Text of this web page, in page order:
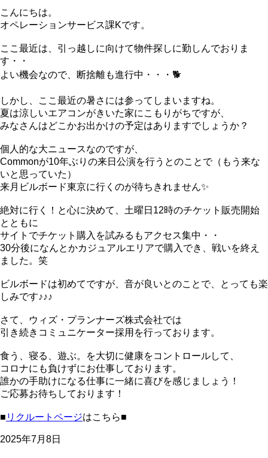
こんにちは。
オペレーションサービス課Kです。
ここ最近は、引っ越しに向けて物件探しに勤しんでおりま
す・・
よい機会なので、断捨離も進行中・・・🐕
しかし、ここ最近の暑さには参ってしまいますね。
夏は涼しいエアコンがきいた家にこもりがちですが、
みなさんはどこかお出かけの予定はありますでしょうか？
個人的な大ニュースなのですが、
Commonが10年ぶりの来日公演を行うとのことで（もう来な
いと思っていた）
来月ビルボード東京に行くのが待ちきれません✨
絶対に行く！と心に決めて、土曜日12時のチケット販売開始
とともに
サイトでチケット購入を試みるもアクセス集中・・
30分後になんとかカジュアルエリアで購入でき、戦いを終え
ました。笑
ビルボードは初めてですが、音が良いとのことで、とっても楽
しみです♪♪♪
さて、ウィズ・プランナーズ株式会社では
引き続きコミュニケーター採用を行っております。
食う、寝る、遊ぶ。を大切に健康をコントロールして、
コロナにも負けずにお仕事しております。
誰かの手助けになる仕事に一緒に喜びを感じましょう！
ご応募お待ちしております！
■ リクルートページはこちら■
2025年7月8日